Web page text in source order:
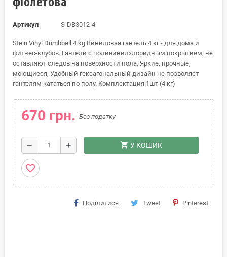
Артикул S-DB3012-4
Stein Vinyl Dumbbell 4 kg Виниловая гантель 4 кг - для дома и
фитнес-клубов. Гантели с поливинилхлоридным покрытием, не
оставляют следов на поверхности пола, Яркие, прочные,
моющиеся, Удобный гексагональный дизайн не позволяет
гантелям кататься по полу. Комплектация:1шт (4 кг)
670 грн. Без податку
remove add shopping_cart У КОШИК
favorite_border
Поділитися Tweet Pinterest